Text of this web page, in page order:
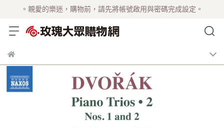
。親愛的樂迷，購物前，請先將帳號啟用與密碼完成設定。